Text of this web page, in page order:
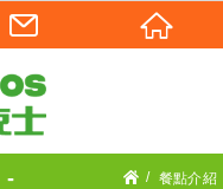
餐點介紹